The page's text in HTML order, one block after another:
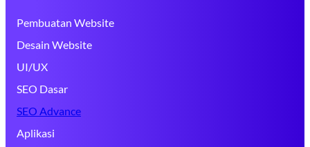
Pembuatan Website
Desain Website
UI/UX
SEO Dasar
SEO Advance
Aplikasi